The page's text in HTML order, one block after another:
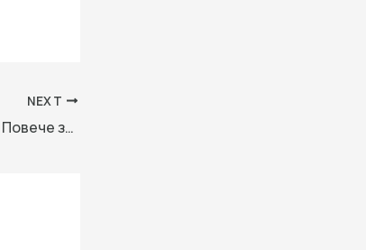
NEXT
Британски журналист: Повече западняци ще харесат Дали